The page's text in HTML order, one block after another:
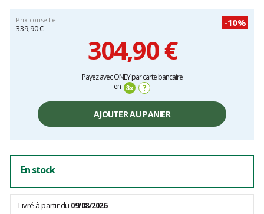
Prix conseillé
339,90 €
-10%
304,90 €
Payez avec ONEY par carte bancaire
en
?
AJOUTER AU PANIER
En stock
Livré à partir du 09/08/2026